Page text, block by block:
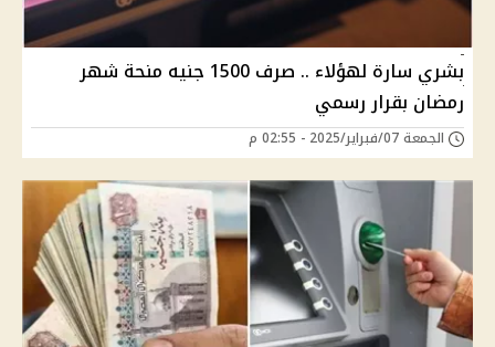
بشري سارة لهؤلاء .. صرف 1500 جنيه منحة شهر
رمضان بقرار رسمي
الجمعة 07/فبراير/2025 - 02:55 م